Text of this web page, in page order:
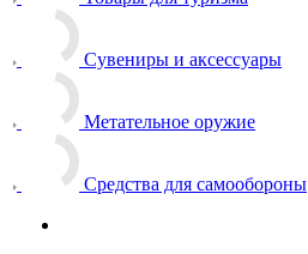
Сувениры и аксессуары
Метательное оружие
Средства для самообороны